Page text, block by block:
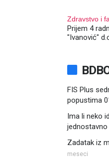
Zdravstvo i
Prijem 4
"Ivanović"
FIS Plus
popustima
Ima li neko
jednostavno
Zadatak iz
meseci